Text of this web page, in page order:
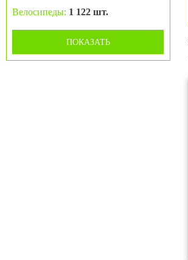
Велосипеды: 1 122 шт.
ПОКАЗАТЬ